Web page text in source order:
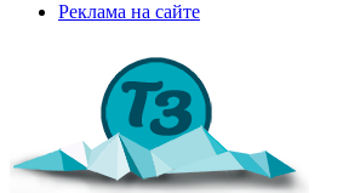
Реклама на сайте